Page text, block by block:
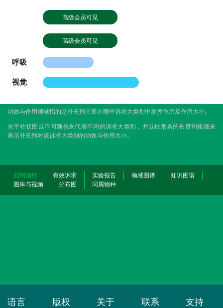
高级会员可见
高级会员可见
呼吸
视觉
功效与作用领域指的是补充剂主要在哪些诉求大类别中发挥作用及作用大小。
水平柱状图以不同颜色来代表不同的诉求大类别，并以柱形条的长度和粗细来
表示补充剂对该诉求大类别的功效与作用大小。
回到顶部 有效诉求 实验报告 领域图谱
知识图谱
图库与视频
分布图 同属物种
语言 版权 关于 联系 支持